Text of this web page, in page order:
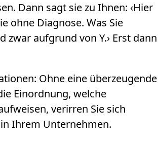
Dann sagt sie zu Ihnen: ‹Hier
ohne Diagnose. Was Sie
zwar aufgrund von Y.› Erst dann
Ohne eine überzeugende
Einordnung, welche
verirren Sie sich
Ihrem Unternehmen.